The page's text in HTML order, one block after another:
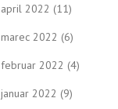
april 2022 (11)
marec 2022 (6)
februar 2022 (4)
januar 2022 (9)